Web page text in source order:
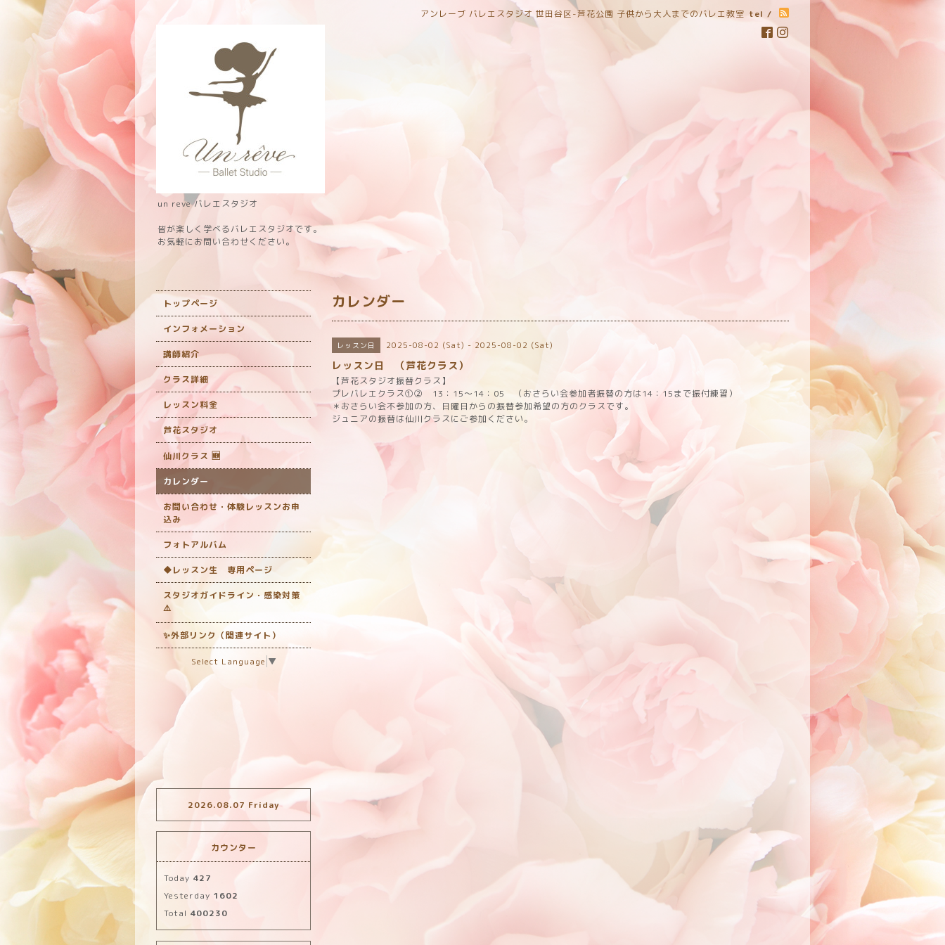
アンレーブ バレエスタジオ 世田谷区-芦花公園 子供から大人までのバレエ教室 tel /
un reve バレエスタジオ
皆が楽しく学べるバレエスタジオです。
お気軽にお問い合わせください。
カレンダー
レッスン日 2025-08-02 (Sat) - 2025-08-02 (Sat)
レッスン日 （芦花クラス）
【芦花スタジオ振替クラス】
プレバレエクラス①② 13：15～14：05 （おさらい会参加者振替の方は14：15まで振付練習）
＊おさらい会不参加の方、日曜日からの振替参加希望の方のクラスです。
ジュニアの振替は仙川クラスにご参加ください。
トップページ
インフォメーション
講師紹介
クラス詳細
レッスン料金
芦花スタジオ
仙川クラス 🆕
カレンダー
お問い合わせ・体験レッスンお申
込み
フォトアルバム
◆レッスン生 専用ページ
スタジオガイドライン・感染対策
‎⚠️
✨外部リンク（関連サイト）
Select Language ▼
2026.08.07 Friday
カウンター
Today 427
Yesterday 1602
Total 400230